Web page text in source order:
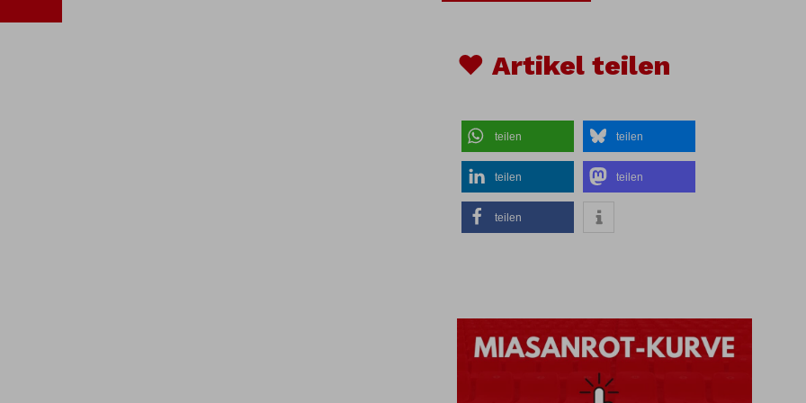
♥ Artikel teilen
teilen teilen
teilen teilen
teilen